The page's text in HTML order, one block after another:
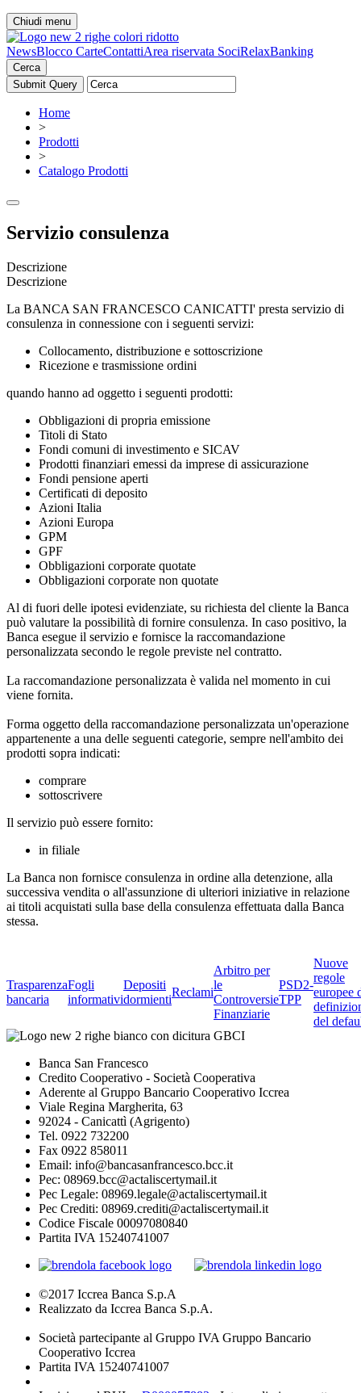
Chiudi menu
NewsBlocco CarteContattiArea riservata SociRelaxBanking
Cerca
Home
>
Prodotti
>
Catalogo Prodotti
Servizio consulenza
Descrizione
Descrizione
La BANCA SAN FRANCESCO CANICATTI' presta servizio di
consulenza in connessione con i seguenti servizi:
Collocamento, distribuzione e sottoscrizione
Ricezione e trasmissione ordini
quando hanno ad oggetto i seguenti prodotti:
Obbligazioni di propria emissione
Titoli di Stato
Fondi comuni di investimento e SICAV
Prodotti finanziari emessi da imprese di assicurazione
Fondi pensione aperti
Certificati di deposito
Azioni Italia
Azioni Europa
GPM
GPF
Obbligazioni corporate quotate
Obbligazioni corporate non quotate
Al di fuori delle ipotesi evidenziate, su richiesta del cliente la Banca
può valutare la possibilità di fornire consulenza. In caso positivo, la
Banca esegue il servizio e fornisce la raccomandazione
personalizzata secondo le regole previste nel contratto.
La raccomandazione personalizzata è valida nel momento in cui
viene fornita.
Forma oggetto della raccomandazione personalizzata un'operazione
appartenente a una delle seguenti categorie, sempre nell'ambito dei
prodotti sopra indicati:
comprare
sottoscrivere
Il servizio può essere fornito:
in filiale
La Banca non fornisce consulenza in ordine alla detenzione, alla
successiva vendita o all'assunzione di ulteriori iniziative in relazione
ai titoli acquistati sulla base della consulenza effettuata dalla Banca
stessa.
Trasparenza
bancaria
Fogli
informativi
Depositi
dormienti
Reclami
Arbitro per
le
Controversie
Finanziarie
PSD2-
TPP
Nuove
regole
europee
del
Banca San Francesco
Credito Cooperativo - Società Cooperativa
Aderente al Gruppo Bancario Cooperativo Iccrea
Viale Regina Margherita, 63
92024 - Canicattì (Agrigento)
Tel. 0922 732200
Fax 0922 858011
Email: info@bancasanfrancesco.bcc.it
Pec: 08969.bcc@actaliscertymail.it
Pec Legale: 08969.legale@actaliscertymail.it
Pec Crediti: 08969.crediti@actaliscertymail.it
Codice Fiscale 00097080840
Partita IVA 15240741007
©2017 Iccrea Banca S.p.A
Realizzato da Iccrea Banca S.p.A.
Società partecipante al Gruppo IVA Gruppo Bancario
Cooperativo Iccrea
Partita IVA 15240741007